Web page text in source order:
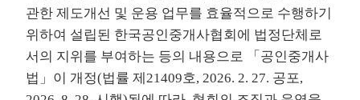
관한 제도개선 및 운용 업무를 효율적으로 수행하기
위하여 설립된 한국공인중개사협회에 법정단체로
서의 지위를 부여하는 등의 내용으로 「공인중개사
법」이 개정(법률 제21409호, 2026. 2. 27. 공포,